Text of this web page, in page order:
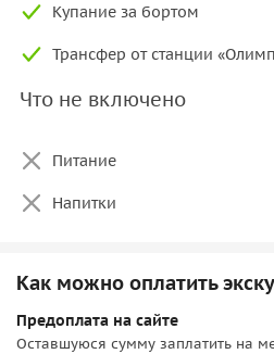
Купание за бортом
Трансфер от станции
Что не включено
Питание
Напитки
Как можно оплатить
Предоплата на сайте
Оставшуюся сумму заплатить на